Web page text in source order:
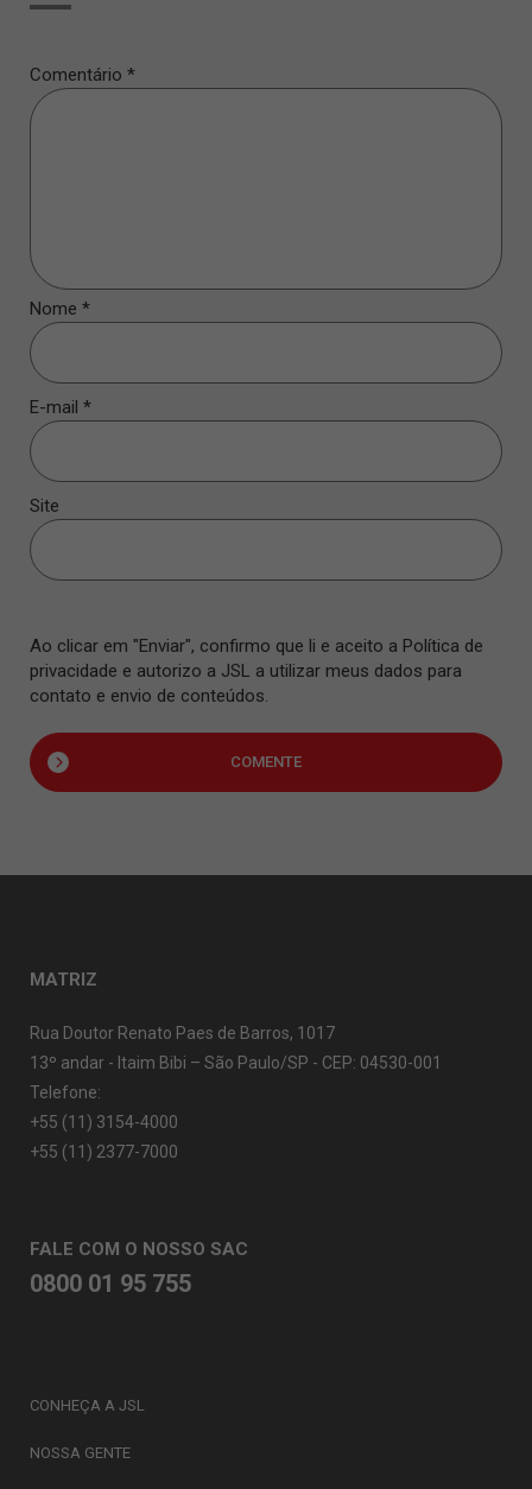
Comentário *
Nome *
E-mail *
Site
Ao clicar em "Enviar", confirmo que li e aceito a Política de
privacidade e autorizo a JSL a utilizar meus dados para
contato e envio de conteúdos.
COMENTE
MATRIZ
Rua Doutor Renato Paes de Barros, 1017
13º andar - Itaim Bibi – São Paulo/SP - CEP: 04530-001
Telefone:
+55 (11) 3154-4000
+55 (11) 2377-7000
FALE COM O NOSSO SAC
0800 01 95 755
CONHEÇA A JSL
NOSSA GENTE